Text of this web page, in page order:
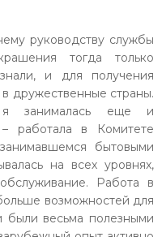
руководству службы
тогда только
и для получения
дружественные страны.
я занималась еще и
работала в Комитете
бытовыми
на всех уровнях,
Работа в
возможностей для
весьма полезными